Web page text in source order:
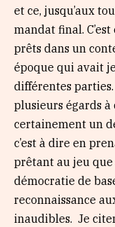
et ce, jusqu’aux
mandat final.
prêts dans un
époque qui avait
différentes
plusieurs égards
certainement un
c’est à dire en
prêtant au jeu
démocratie de
reconnaissance
inaudibles. Je